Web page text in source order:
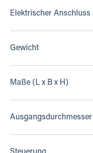
Elektrischer Anschluss
Gewicht
Maße (L x B x H)
Ausgangsdurchmesser